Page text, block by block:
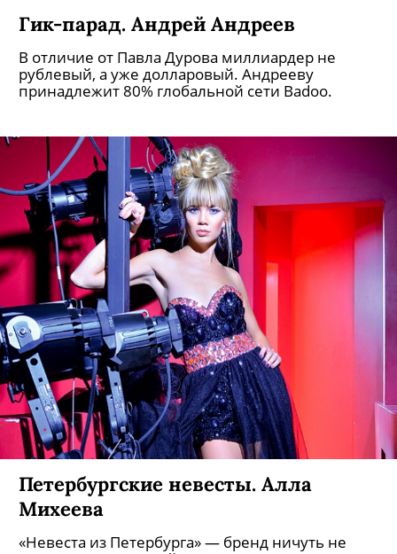
Петербургские невесты. Варвара
Щербакова
«Невеста из Петербурга» — бренд ничуть не
менее раскрученный, чем «Зенит» или
сразу отправил в него дочь Анну Петровну,
замуж за голштинского принца.